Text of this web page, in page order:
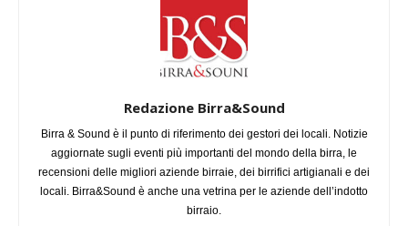
Redazione Birra&Sound
Birra & Sound è il punto di riferimento dei gestori dei locali. Notizie
aggiornate sugli eventi più importanti del mondo della birra, le
recensioni delle migliori aziende birraie, dei birrifici artigianali e dei
locali. Birra&Sound è anche una vetrina per le aziende dell’indotto
birraio.